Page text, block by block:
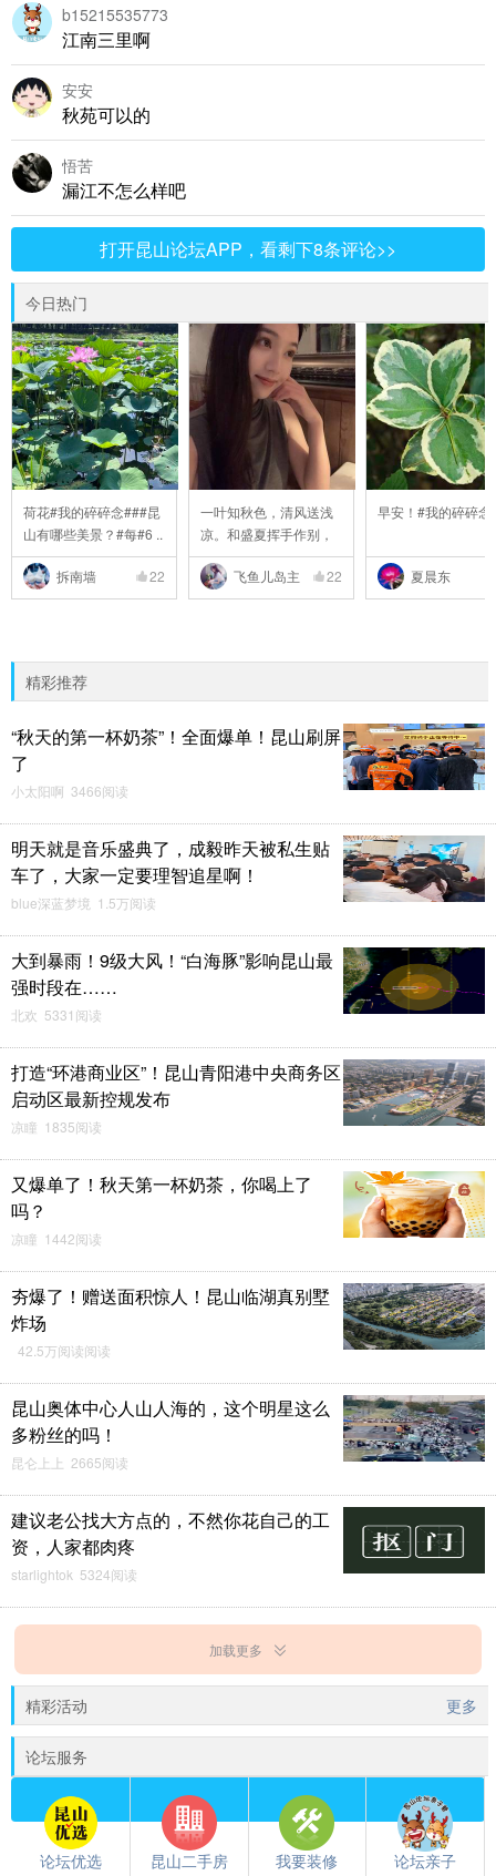
b15215535773
江南三里啊
安安
秋苑可以的
悟苦
漏江不怎么样吧
打开昆山论坛APP，看剩下8条评论>>
今日热门
荷花#我的碎碎念###昆
山有哪些美景？#每#6 ..
拆南墙 22
一叶知秋色，清风送浅
凉。和盛夏挥手作别，
..
飞鱼儿岛主
22
早安！#我的碎碎念
夏晨东
精彩推荐
“秋天的第一杯奶茶”！全面爆单！昆山刷屏
了
小太阳啊 3466阅读
明天就是音乐盛典了，成毅昨天被私生贴
车了，大家一定要理智追星啊！
blue深蓝梦境 1.5万阅读
大到暴雨！9级大风！“白海豚”影响昆山最
强时段在……
北欢 5331阅读
打造“环港商业区”！昆山青阳港中央商务区
启动区最新控规发布
凉瞳 1835阅读
又爆单了！秋天第一杯奶茶，你喝上了
吗？
凉瞳 1442阅读
夯爆了！赠送面积惊人！昆山临湖真别墅
炸场
42.5万阅读阅读
昆山奥体中心人山人海的，这个明星这么
多粉丝的吗！
昆仑上上 2665阅读
建议老公找大方点的，不然你花自己的工
资，人家都肉疼
starlightok 5324阅读
加载更多
精彩活动 更多
论坛服务
论坛优选 昆山二手房 我要装修 论坛亲子